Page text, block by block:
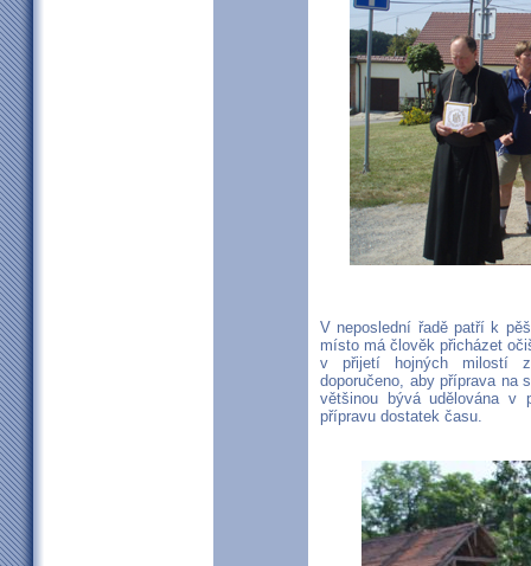
V neposlední řadě patří k
místo má člověk přicházet
v přijetí hojných milostí
doporučeno, aby příprava na
většinou bývá udělována v
přípravu dostatek času.